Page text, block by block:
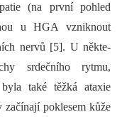
(na první pohled
u HGA vzniknout
nervů [5]. U ně­kte­
srdečního rytmu,
také těžká ataxie
poklesem kůže